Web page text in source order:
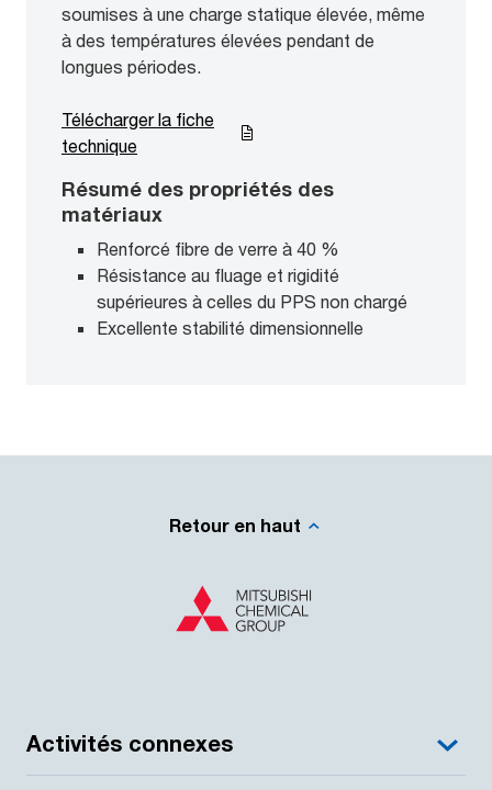
soumises à une charge statique élevée, même
à des températures élevées pendant de
longues périodes.
Résumé des propriétés des
matériaux
Renforcé fibre de verre à 40 %
Résistance au fluage et rigidité
supérieures à celles du PPS non chargé
Excellente stabilité dimensionnelle
Télécharger la fiche
technique
Retour en haut
Activités connexes